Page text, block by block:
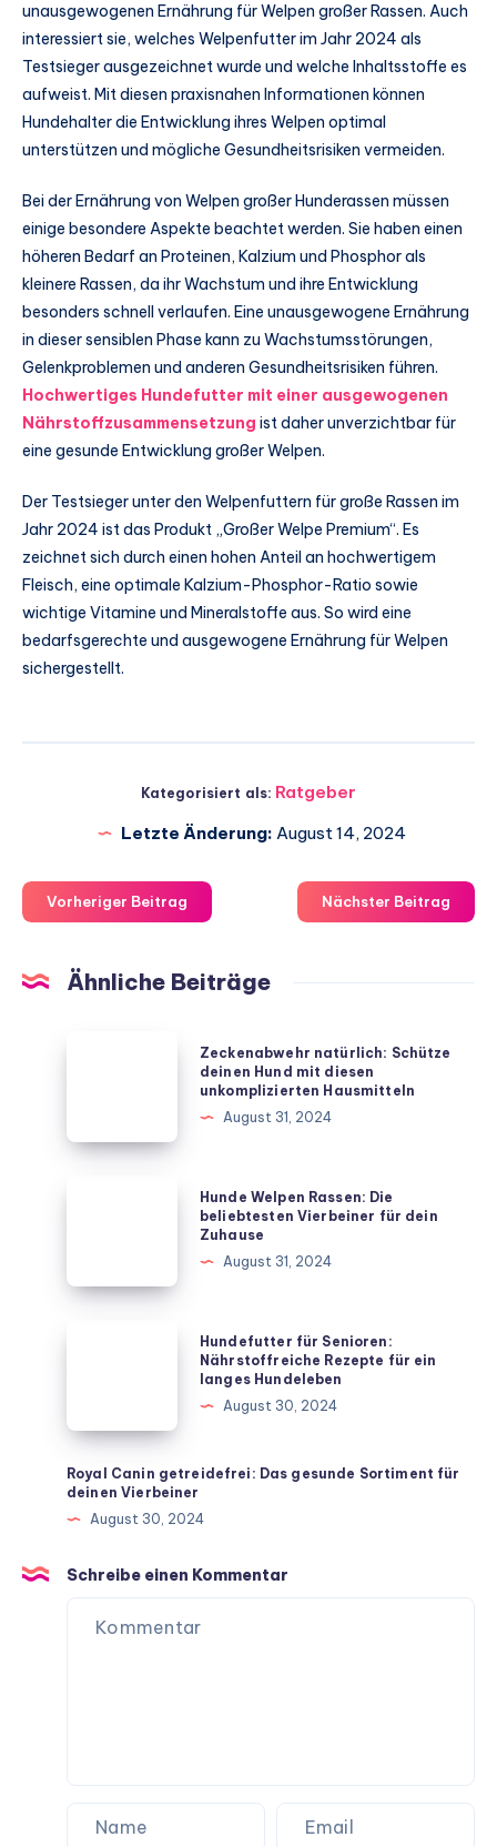
unausgewogenen Ernährung für Welpen großer Rassen. Auch
interessiert sie, welches Welpenfutter im Jahr 2024 als
Testsieger ausgezeichnet wurde und welche Inhaltsstoffe es
aufweist. Mit diesen praxisnahen Informationen können
Hundehalter die Entwicklung ihres Welpen optimal
unterstützen und mögliche Gesundheitsrisiken vermeiden.
Bei der Ernährung von Welpen großer Hunderassen müssen
einige besondere Aspekte beachtet werden. Sie haben einen
höheren Bedarf an Proteinen, Kalzium und Phosphor als
kleinere Rassen, da ihr Wachstum und ihre Entwicklung
besonders schnell verlaufen. Eine unausgewogene Ernährung
in dieser sensiblen Phase kann zu Wachstumsstörungen,
Gelenkproblemen und anderen Gesundheitsrisiken führen.
Hochwertiges Hundefutter mit einer ausgewogenen
Nährstoffzusammensetzung ist daher unverzichtbar für
eine gesunde Entwicklung großer Welpen.
Der Testsieger unter den Welpenfuttern für große Rassen im
Jahr 2024 ist das Produkt „Großer Welpe Premium“. Es
zeichnet sich durch einen hohen Anteil an hochwertigem
Fleisch, eine optimale Kalzium-Phosphor-Ratio sowie
wichtige Vitamine und Mineralstoffe aus. So wird eine
bedarfsgerechte und ausgewogene Ernährung für Welpen
sichergestellt.
Kategorisiert als: Ratgeber
Letzte Änderung: August 14, 2024
Vorheriger Beitrag Nächster Beitrag
Ähnliche Beiträge
Hund
Zeckenabwehr natürlich: Schütze
deinen Hund mit diesen
unkomplizierten Hausmitteln
August 31, 2024
beliebtesten
Hunde Welpen Rassen: Die
beliebtesten Vierbeiner für dein
Zuhause
August 31, 2024
Rezepte
für
ein
langes
Hundefutter für Senioren:
Nährstoffreiche Rezepte für ein
langes Hundeleben
August 30, 2024
Royal Canin getreidefrei: Das gesunde Sortiment für
deinen Vierbeiner
August 30, 2024
Schreibe einen Kommentar